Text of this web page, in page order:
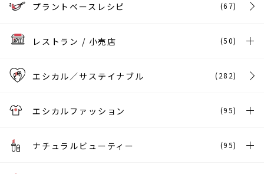
プラントベースレシピ (67)
レストラン / 小売店 (50)
エシカル／サステイナブル (282)
エシカルファッション (95)
ナチュラルビューティー (95)